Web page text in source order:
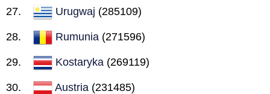
Urugwaj (285109)
Rumunia (271596)
Kostaryka (269119)
Austria (231485)